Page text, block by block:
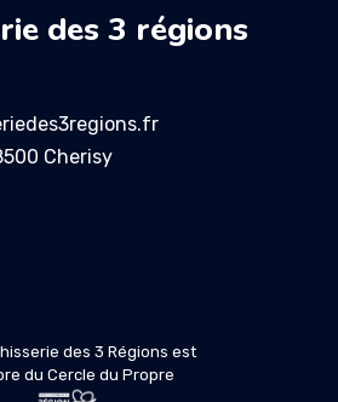
des 3 régions
Cherisy
des 3 Régions est
du Cercle du Propre